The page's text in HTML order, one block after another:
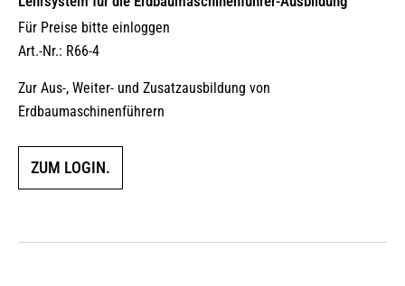
Für Preise bitte einloggen
Art.-Nr.: R66-4
Zur Aus-, Weiter- und Zusatzausbildung von
Erdbaumaschinenführern
ZUM LOGIN.